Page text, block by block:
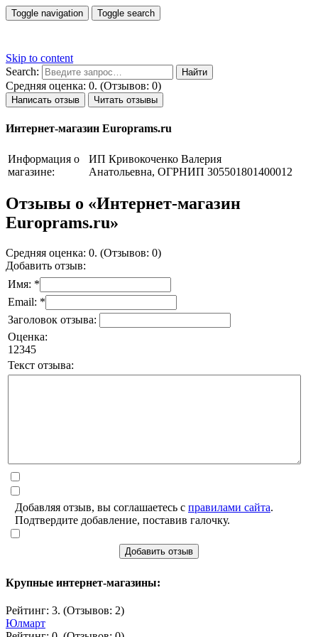
Toggle navigation Toggle search
Skip to content
Search:
Средняя оценка: 0. (Отзывов: 0)
Написать отзыв Читать отзывы
Интернет-магазин Europrams.ru
Информация о
магазине:
ИП Кривокоченко Валерия
Анатольевна, ОГРНИП 305501801400012
Отзывы о «Интернет-магазин
Europrams.ru»
Средняя оценка: 0. (Отзывов: 0)
Добавить отзыв:
Имя: *
Email: *
Заголовок отзыва:
Оценка:
1 2345
Текст отзыва:
Добавляя отзыв, вы соглашаетесь с правилами сайта.
Подтвердите добавление, поставив галочку.
Добавить отзыв
Крупные интернет-магазины:
Рейтинг: 3. (Отзывов: 2)
Юлмарт